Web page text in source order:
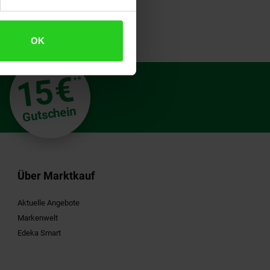
OK
15€**
Gutschein
Über Marktkauf
Aktuelle Angebote
Markenwelt
Edeka Smart